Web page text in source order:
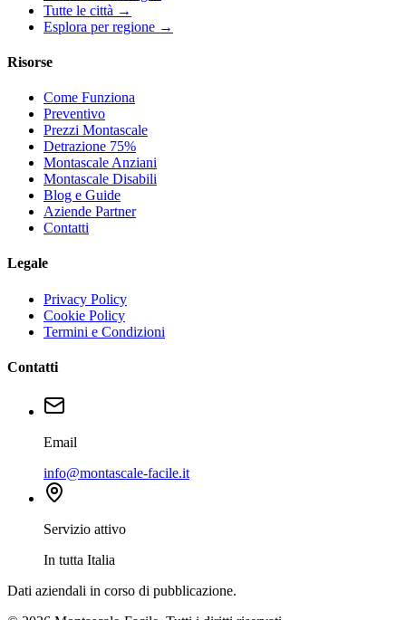
Tutte le città →
Esplora per regione →
Risorse
Come Funziona
Preventivo
Prezzi Montascale
Detrazione 75%
Montascale Anziani
Montascale Disabili
Blog e Guide
Aziende Partner
Contatti
Legale
Privacy Policy
Cookie Policy
Termini e Condizioni
Contatti
Email
info@montascale-facile.it
Servizio attivo
In tutta Italia
Dati aziendali in corso di pubblicazione.